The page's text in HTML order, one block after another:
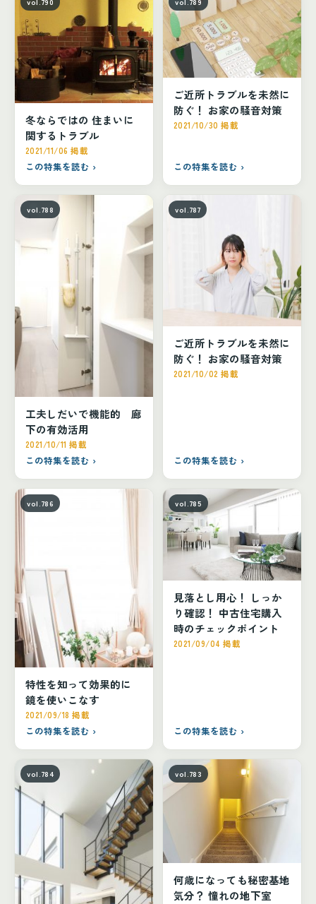
冬ならではの 住まいに
関するトラブル
2021/11/06 掲載
この特集を読む ›
ご近所トラブルを未然に
防ぐ！ お家の騒音対策
2021/10/30 掲載
この特集を読む ›
vol.788
工夫しだいで機能的 廊
下の有効活用
2021/10/11 掲載
この特集を読む ›
vol.787
ご近所トラブルを未然に
防ぐ！ お家の騒音対策
2021/10/02 掲載
この特集を読む ›
vol.786
特性を知って効果的に
鏡を使いこなす
2021/09/18 掲載
この特集を読む ›
vol.785
見落とし用心！ しっか
り確認！ 中古住宅購入
時のチェックポイント
2021/09/04 掲載
この特集を読む ›
vol.784 vol.783
何歳になっても秘密基地
気分？ 憧れの地下室